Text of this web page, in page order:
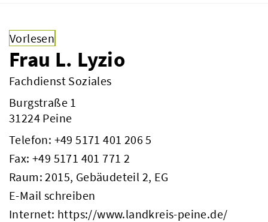
Vorlesen
Frau L. Lyzio
Fachdienst Soziales
Burgstraße 1
31224 Peine
Telefon: +49 5171 401 206 5
Fax: +49 5171 401 771 2
Raum: 2015, Gebäudeteil 2, EG
E-Mail schreiben
Internet: https://www.landkreis-peine.de/